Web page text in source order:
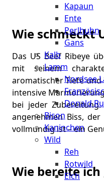
Kapaun
Ente
Perlhuhn
Gans
Kalb
Lamm
Nordsee
Donald
Bison
Kaninchen
Wild
Reh
Rotwild
Elch
Wie schmeckt
Das US Beef Ribeye
mit seinem
aromatischer Tiefe
intensive
bei jeder
angenehmen Biss,
vollmundig ist – ein
Wie bereite ich